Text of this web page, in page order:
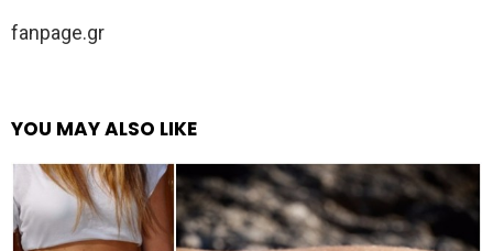
fanpage.gr
YOU MAY ALSO LIKE